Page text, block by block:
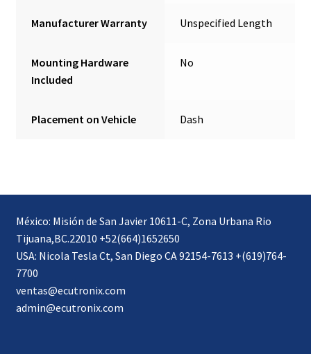
Manufacturer Warranty Unspecified Length
Mounting Hardware
Included
No
Placement on Vehicle Dash
México: Misión de San Javier 10611-C, Zona Urbana Rio
Tijuana,BC.22010 +52(664)1652650
USA: Nicola Tesla Ct, San Diego CA 92154-7613 +(619)764-
7700
ventas@ecutronix.com
admin@ecutronix.com